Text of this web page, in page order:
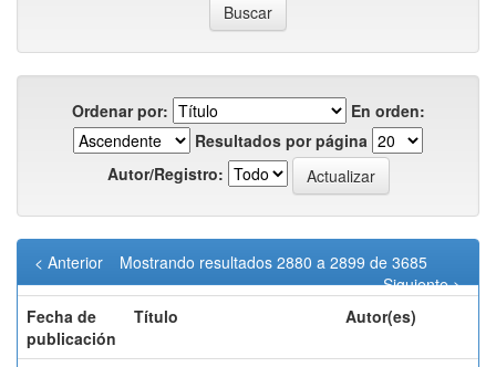
Ordenar por:
En orden:
Resultados por página
Autor/Registro:
Mostrando resultados 2880 a 2899 de 3685
< Anterior
Siguiente >
Fecha de
publicación
Título Autor(es)